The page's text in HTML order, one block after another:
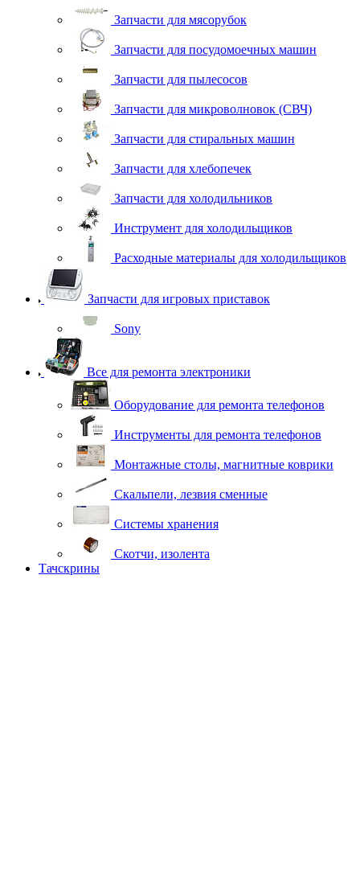
Запчасти для мясорубок
Запчасти для посудомоечных машин
Запчасти для пылесосов
Запчасти для микроволновок (СВЧ)
Запчасти для стиральных машин
Запчасти для хлебопечек
Запчасти для холодильников
Инструмент для холодильщиков
Расходные материалы для холодильщиков
Запчасти для игровых приставок
Sony
Все для ремонта электроники
Оборудование для ремонта телефонов
Инструменты для ремонта телефонов
Монтажные столы, магнитные коврики
Скальпели, лезвия сменные
Системы хранения
Скотчи, изолента
Тачскрины